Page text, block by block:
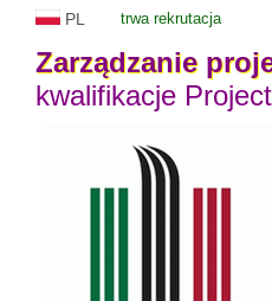
PL trwa rekrutacja
Zarządzanie
kwalifikacje